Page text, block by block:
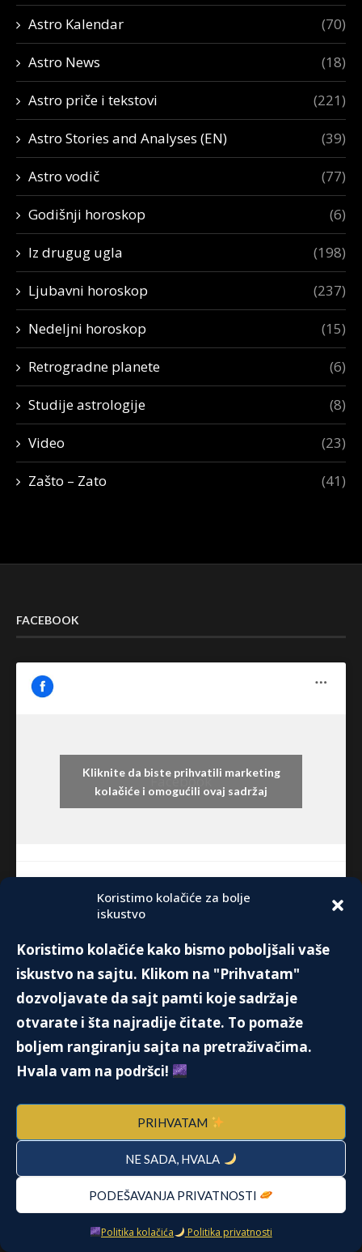
Koristimo kolačiće za bolje
iskustvo
Koristimo kolačiće kako bismo poboljšali vaše
iskustvo na sajtu. Klikom na "Prihvatam"
dozvoljavate da sajt pamti koje sadržaje
otvarate i šta najradije čitate. To pomaže
boljem rangiranju sajta na pretraživačima.
Hvala vam na podršci!
PRIHVATAM
NE SADA, HVALA
PODEŠAVANJA PRIVATNOSTI
Politika kolačića Politika privatnosti
Astro Kalendar (70)
Astro News (18)
Astro priče i tekstovi (221)
Astro Stories and Analyses (EN) (39)
Astro vodič (77)
Godišnji horoskop (6)
Iz drugug ugla (198)
Ljubavni horoskop (237)
Nedeljni horoskop (15)
Retrogradne planete (6)
Studije astrologije (8)
Video (23)
Zašto – Zato (41)
FACEBOOK
Facebook
Kliknite da biste prihvatili marketing
kolačiće i omogućili ovaj sadržaj
samouverenost. Nemojte pristajati ni na šta
ispod onoga što smatrate da zaslužujete.
Samouvereni nastup će vam olakšati put ka
pobedi. Ne sumnjajte u svoje kvalitete. Dragi
Lavovi, srećan vam rođendan!
Jupiter je započeo tranzit kroz znak Lava.
Idealan je period za početak poslova vezanih za
organizaciju svečanosti, restoraterstvo, otvaranje
zlatare, upis kurseva i radionica. Opširnije o ovom
tranzitu u rubrici "Astro vodič".